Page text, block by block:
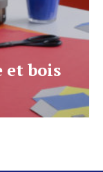
et bois